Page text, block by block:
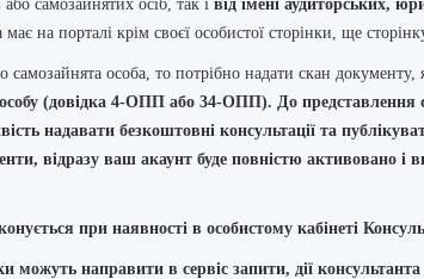
або самозайнятих осіб, так і від імені аудиторських,
на порталі крім своєї особистої сторінки, ще
самозайнята особа, то потрібно надати скан
(довідка 4-ОПП або 34-ОПП). До представлення
надавати безкоштовні консультації та
відразу ваш акаунт буде повністю активовано і
при наявності в особистому кабінеті
можуть направити в сервіс запити, дії